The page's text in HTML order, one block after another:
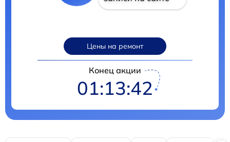
Цены на ремонт
Конец акции
01:13:41